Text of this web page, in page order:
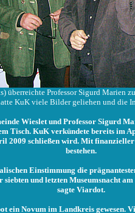
überreichte Professor Sigurd Marien
KuK viele Bilder geliehen und die
Wieslet und Professor Sigurd
Tisch. KuK verkündete bereits im
2009 schließen wird. Mit
bestehen.
Einstimmung die
siebten und letzten Museumsnacht
sagte Viardot.
ein Novum im Landkreis gewesen.